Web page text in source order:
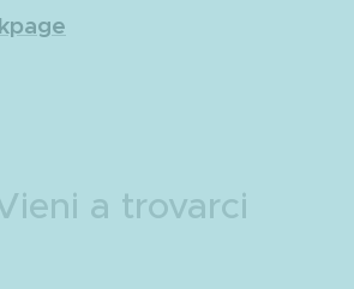
a trovarci